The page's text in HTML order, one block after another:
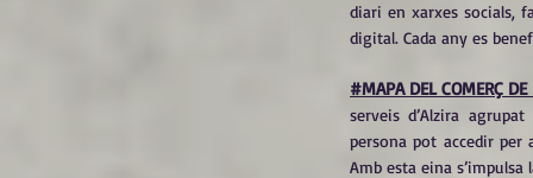
diari en xarxes socials,
digital. Cada any es
#MAPA DEL COMERÇ DE
serveis d’Alzira
persona pot accedir
Amb esta eina